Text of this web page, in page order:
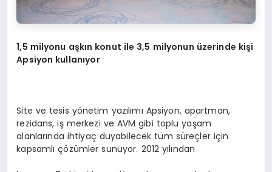
1,5 milyonu aşkın konut ile 3,5 milyonun üzerinde kişi
Apsiyon kullanıyor
Site ve tesis yönetim yazılımı Apsiyon, apartman,
rezidans, iş merkezi ve AVM gibi toplu yaşam
alanlarında ihtiyaç duyabilecek tüm süreçler için
kapsamlı çözümler sunuyor. 2012 yılından